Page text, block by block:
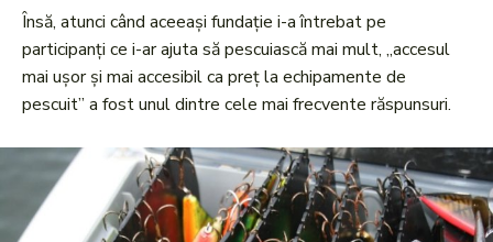
Însă, atunci când aceeași fundație i-a întrebat pe
participanți ce i-ar ajuta să pescuiască mai mult, „accesul
mai ușor și mai accesibil ca preț la echipamente de
pescuit” a fost unul dintre cele mai frecvente răspunsuri.